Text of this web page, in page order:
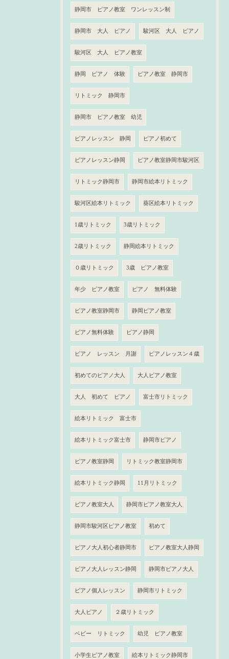
静岡市 ピアノ教室 ワンレッスン制
静岡市 大人 ピアノ 駿河区 大人 ピアノ
駿河区 大人 ピアノ教室
静岡 ピアノ 体験 ピアノ教室 静岡市
リトミック 静岡市
静岡市 ピアノ教室 幼児
ピアノレッスン 静岡 ピアノ初めて
ピアノレッスン静岡 ピアノ教室静岡市駿河区
リトミック静岡市 静岡市絵本リトミック
駿河区絵本リトミック 葵区絵本リトミック
1歳リトミック 3歳リトミック
2歳リトミック 静岡絵本リトミック
０歳リトミック 3歳 ピアノ教室
年少 ピアノ教室 ピアノ 無料体験
ピアノ教室静岡市 静岡ピアノ教室
ピアノ無料体験 ピアノ静岡
ピアノ レッスン 月謝 ピアノレッスン４歳
初めてのピアノ大人 大人ピアノ教室
大人 初めて ピアノ 富士市リトミック
絵本リトミック 富士市
絵本リトミック富士市 静岡市ピアノ
ピアノ教室静岡 リトミック教室静岡市
絵本リトミック静岡 11月リトミック
ピアノ教室大人 静岡市ピアノ教室大人
静岡市駿河区ピアノ教室 初めて
ピアノ大人初心者静岡市 ピアノ教室大人静岡
ピアノ大人レッスン静岡 静岡市ピアノ大人
ピアノ個人レッスン 静岡市リトミック
大人ピアノ ２歳リトミック
ベビー リトミック 幼児 ピアノ教室
小学生ピアノ教室 絵本リトミック静岡市